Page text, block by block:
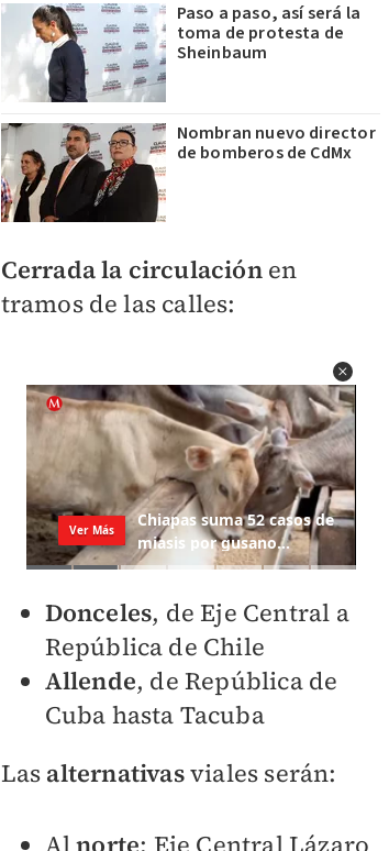
Paso a paso, así será la
toma de protesta de
Sheinbaum
Nombran nuevo director
de bomberos de CdMx
Cerrada la circulaciónen
tramos de las calles:
Donceles, de Eje Central a
República de Chile
Allende, de República de
Cuba hasta Tacuba
Las alternativasviales serán: